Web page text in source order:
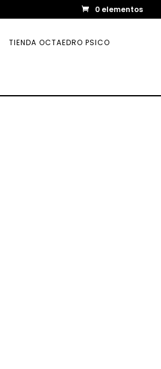
0 elementos
TIENDA OCTAEDRO PSICO